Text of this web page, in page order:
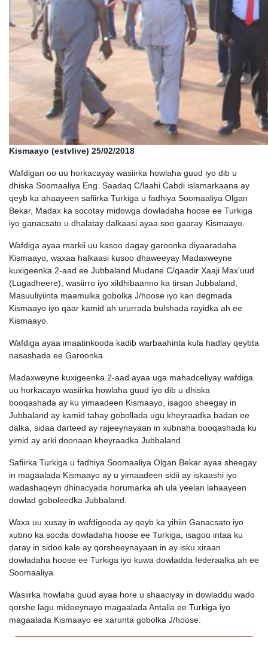
Kismaayo (estvlive) 25/02/2018
Wafdigan oo uu horkacayay wasiirka howlaha guud iyo dib u
dhiska Soomaaliya Eng. Saadaq C/laahi Cabdi islamarkaana ay
qeyb ka ahaayeen safiirka Turkiga u fadhiya Soomaaliya Olgan
Bekar, Madax ka socotay midowga dowladaha hoose ee Turkiga
iyo ganacsato u dhalatay dalkaasi ayaa soo gaaray Kismaayo.
Wafdiga ayaa markii uu kasoo dagay garoonka diyaaradaha
Kismaayo, waxaa halkaasi kusoo dhaweeyay Madaxweyne
kuxigeenka 2-aad ee Jubbaland Mudane C/qaadir Xaaji Max’uud
(Lugadheere), wasiirro iyo xildhibaanno ka tirsan Jubbaland,
Masuuliyiinta maamulka gobolka J/hoose iyo kan degmada
Kismaayo iyo qaar kamid ah ururrada bulshada rayidka ah ee
Kismaayo.
Wafdiga ayaa imaatinkooda kadib warbaahinta kula hadlay qeybta
nasashada ee Garoonka.
Madaxweyne kuxigeenka 2-aad ayaa uga mahadceliyay wafdiga
uu horkacayo wasiirka howlaha guud iyo dib u dhiska
booqashada ay ku yimaadeen Kismaayo, isagoo sheegay in
Jubbaland ay kamid tahay gobollada ugu kheyraadka badan ee
dalka, sidaa darteed ay rajeeynayaan in xubnaha booqashada ku
yimid ay arki doonaan kheyraadka Jubbaland.
Safiirka Turkiga u fadhiya Soomaaliya Olgan Bekar ayaa sheegay
in magaalada Kismaayo ay u yimaadeen sidii ay iskaashi iyo
wadashaqeyn dhinacyada horumarka ah ula yeelan lahaayeen
dowlad goboleedka Jubbaland.
Waxa uu xusay in wafdigooda ay qeyb ka yihiin Ganacsato iyo
xubno ka socda dowladaha hoose ee Turkiga, isagoo intaa ku
daray in sidoo kale ay qorsheeynayaan in ay isku xiraan
dowladaha hoose ee Turkiga iyo kuwa dowladda federaalka ah ee
Soomaaliya.
Wasiirka howlaha guud ayaa hore u shaaciyay in dowladdu wado
qorshe lagu mideeynayo magaalada Antalia ee Turkiga iyo
magaalada Kismaayo ee xarunta gobolka J/hoose.